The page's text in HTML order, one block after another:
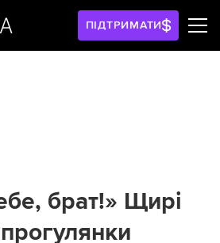
ПІДТРИМАТИ
брат!» Щирі
прогулянки